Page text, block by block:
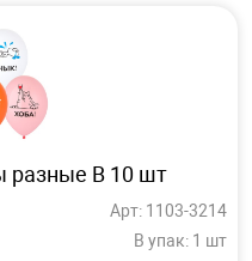
разные B 10 шт
Арт: 1103-3214
В упак: 1 шт